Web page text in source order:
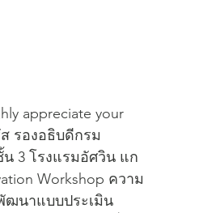
appreciate your
รองอธิบดีกรม
3 โรงแรมอัศวิน แก
Workshop ความ
ฒนาแบบประเมิน